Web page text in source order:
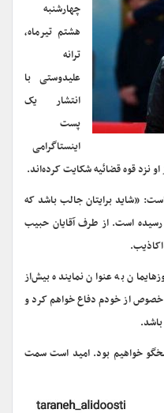
چهارشنبه
هشتم تیرماه،
ترانه
علیدوستی با
انتشار یک
پست
اینستاگرامی
نزد قوه قضائیه شکایت کرده‌اند.
«شاید برایتان جالب باشد که
است. از طرف آقایان حبیب
به عنوان نماینده بیش‌از
از خودم دفاع خواهم کرد و
خواهیم بود. امید است سمت